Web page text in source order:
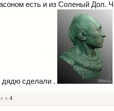
есть и из Соленый Дол.
дядю сделали .
x 4